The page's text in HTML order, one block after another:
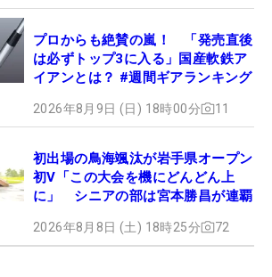
プロからも絶賛の嵐！ 「発売直後
は必ずトップ3に入る」国産軟鉄ア
イアンとは？ #週間ギアランキング
2026年8月9日 (日) 18時00分 11
初出場の鳥海颯汰が岩手県オープン
初V「この大会を機にどんどん上
に」 シニアの部は宮本勝昌が連覇
2026年8月8日 (土) 18時25分 72